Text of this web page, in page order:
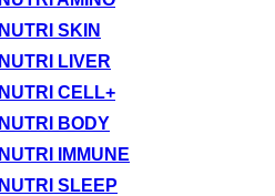
NUTRI SKIN
NUTRI LIVER
NUTRI CELL+
NUTRI BODY
NUTRI IMMUNE
NUTRI SLEEP